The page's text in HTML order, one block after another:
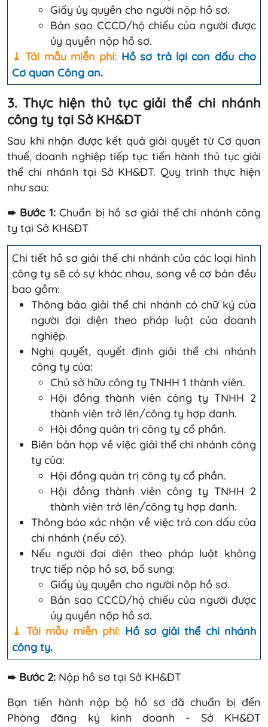
Giấy ủy quyền cho người nộp hồ sơ.
Bản sao CCCD/hộ chiếu của người được
ủy quyền nộp hồ sơ.
⤓ Tải mẫu miễn phí: Hồ sơ trả lại con dấu cho
Cơ quan Công an.
3. Thực hiện thủ tục giải thể chi nhánh
công ty tại Sở KH&ĐT
Sau khi nhận được kết quả giải quyết từ Cơ quan
thuế, doanh nghiệp tiếp tục tiến hành thủ tục giải
thể chi nhánh tại Sở KH&ĐT. Quy trình thực hiện
như sau:
➨ Bước 1:Chuẩn bị hồ sơ giải thể chi nhánh công
ty tại Sở KH&ĐT
Chi tiết hồ sơ giải thể chi nhánh của các loại hình
công ty sẽ có sự khác nhau, song về cơ bản đều
bao gồm:
Thông báo giải thể chi nhánh có chữ ký của
người đại diện theo pháp luật của doanh
nghiệp.
Nghị quyết, quyết định giải thể chi nhánh
công ty của:
Chủ sở hữu công ty TNHH 1 thành viên.
Hội đồng thành viên công ty TNHH 2
thành viên trở lên/công ty hợp danh.
Hội đồng quản trị công ty cổ phần.
Biên bản họp về việc giải thể chi nhánh công
ty của:
Hội đồng quản trị công ty cổ phần.
Hội đồng thành viên công ty TNHH 2
thành viên trở lên/công ty hợp danh.
Thông báo xác nhận về việc trả con dấu của
chi nhánh (nếu có).
Nếu người đại diện theo pháp luật không
trực tiếp nộp hồ sơ, bổ sung:
Giấy ủy quyền cho người nộp hồ sơ.
Bản sao CCCD/hộ chiếu của người được
ủy quyền nộp hồ sơ.
⤓ Tải mẫu miễn phí: Hồ sơ giải thể chi nhánh
công ty.
➨ Bước 2: Nộp hồ sơ tại Sở KH&ĐT
Bạn tiến hành nộp bộ hồ sơ đã chuẩn bị đến
Phòng đăng ký kinh doanh - Sở KH&ĐT